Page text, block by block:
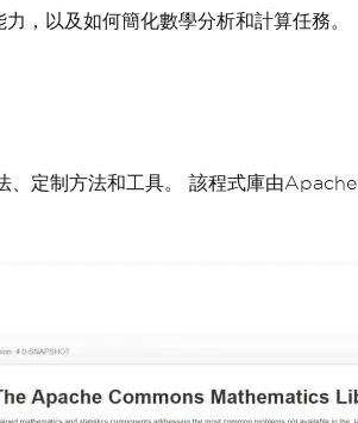
以及如何簡化數學分析和計算任務。
、定制方法和工具。 該程式庫由